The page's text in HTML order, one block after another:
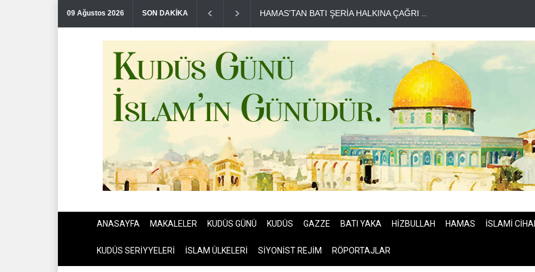
09 Ağustos 2026 SON DAKİKA DR BİLAL LAKKİS: LÜBNAN'IN BAĞIMSIZ OLMASI İSTENMİYOR..
ANASAYFA MAKALELER KUDÜS GÜNÜ KUDÜS GAZZE BATI YAKA HİZBULLAH HAMAS İSLAMİ
KUDÜS SERİYYELERİ İSLAM ÜLKELERİ SİYONİST REJİM RÖPORTAJLAR